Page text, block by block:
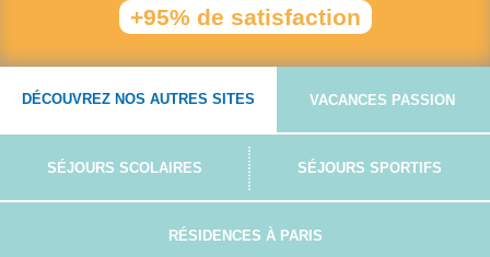
+95% de satisfaction
DÉCOUVREZ NOS AUTRES SITES VACANCES PASSION
SÉJOURS SCOLAIRES SÉJOURS SPORTIFS
RÉSIDENCES À PARIS